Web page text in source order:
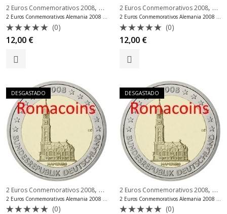
2 Euros Conmemorativos 2008, 2 Euros Conmemorativos Alemania
2 Euros Conmemorativos Alemania 2008 Hamburg Fdc Ceca D
Valorado
con
de
(0)
12,00 €
2 Euros Conmemorativos 2008, 2
2 Euros Conmemorativos Alemania 2008 Hamburg Fdc Ceca F
Valorado
con
de
(0)
12,00 €
DESGASTADO
2 Euros Conmemorativos 2008, 2 Euros Conmemorativos Alemania
(0)
DESGASTADO
2 Euros Conmemorativos 2008, 2
(0)